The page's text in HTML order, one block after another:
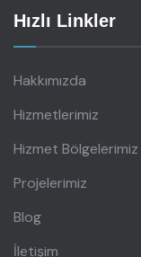
Hızlı Linkler
Hakkımızda
Hizmetlerimiz
Hizmet Bölgelerimiz
Projelerimiz
Blog
İletişim